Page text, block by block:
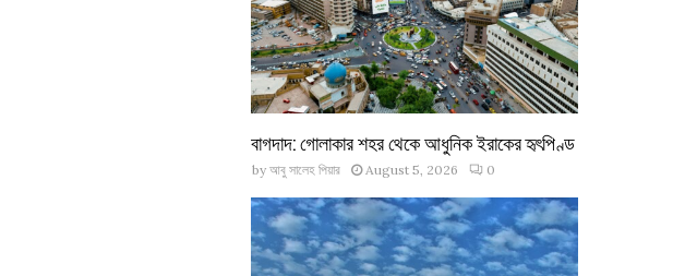
বাগদাদ: গোলাকার শহর থেকে আধুনিক ইরাকের হৃৎপিণ্ড
by আবু সালেহ পিয়ার August 5, 2026 0